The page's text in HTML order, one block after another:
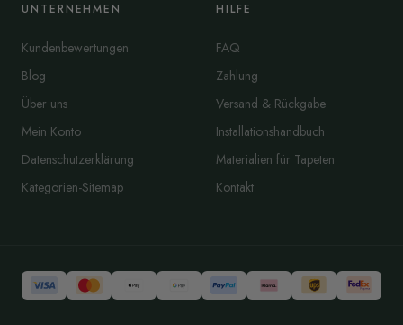
UNTERNEHMEN
Kundenbewertungen
Blog
Über uns
Mein Konto
Datenschutzerklärung
Kategorien-Sitemap
HILFE
FAQ
Zahlung
Versand & Rückgabe
Installationshandbuch
Materialien für Tapeten
Kontakt